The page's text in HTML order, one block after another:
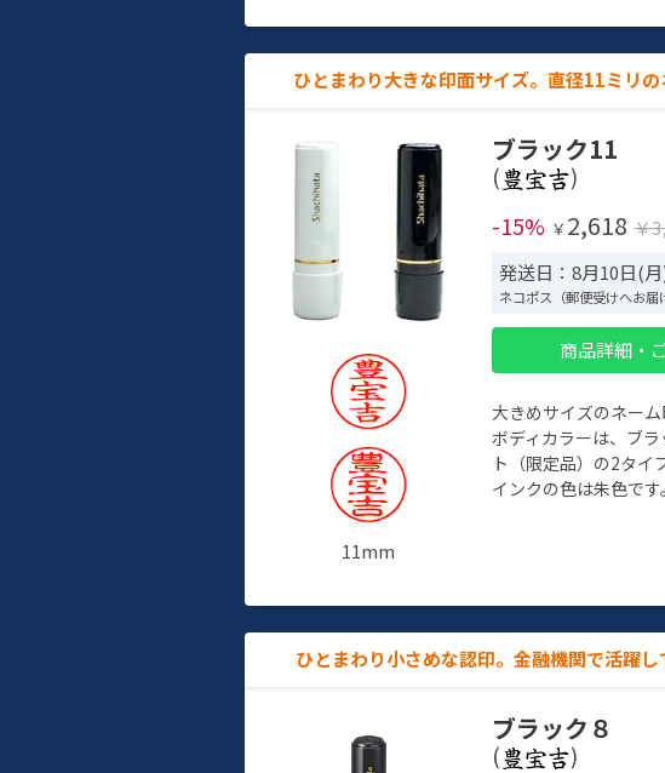
ひとまわり大きな印面サイズ。直径11ミリの
11mm
ブラック11
(
)
-15% ￥ 2,618 ￥
発送日：8月10日(
ネコポス（郵便受けへお届
商品詳細・
大きめサイズのネーム
ボディカラーは、ブ
ト（限定品）の2タイ
インクの色は朱色です。
ひとまわり小さめな認印。金融機関で活躍し
ブラック８
(
)